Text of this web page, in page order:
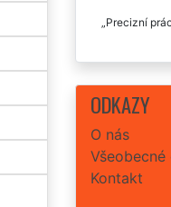
Precizní
ODKAZY
O nás
Kontakt